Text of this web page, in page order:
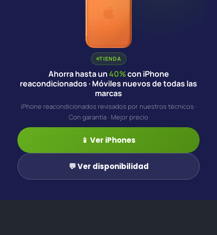
TIENDA
Ahorra hasta un40%con iPhone
reacondicionados · Móviles nuevos de todas las
marcas
iPhone reacondicionados revisados por nuestros técnicos ·
Con garantía · Mejor precio
📱 Ver iPhones
💬 Ver disponibilidad